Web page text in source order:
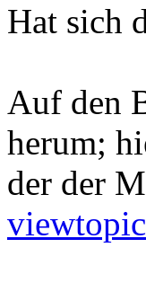
Hat sich
Auf den
herum;
der der